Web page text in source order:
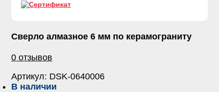
Сверло алмазное 6 мм по керамограниту
0 отзывов
Артикул: DSK-0640006
В наличии